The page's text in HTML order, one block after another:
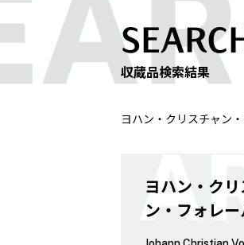
収蔵品検索結果
ヨハン・クリスチャン
ヨハン・ク
ン・フォレー